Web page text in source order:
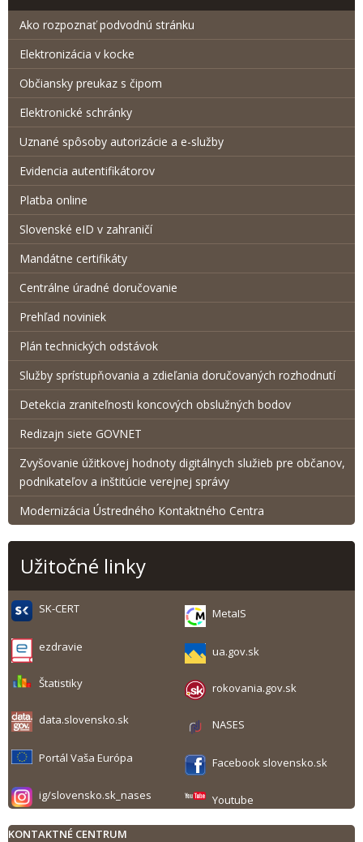
Ako rozpoznať podvodnú stránku
Elektronizácia v kocke
Občiansky preukaz s čipom
Elektronické schránky
Uznané spôsoby autorizácie a e-služby
Evidencia autentifikátorov
Platba online
Slovenské eID v zahraničí
Mandátne certifikáty
Centrálne úradné doručovanie
Prehľad noviniek
Plán technických odstávok
Služby sprístupňovania a zdieľania doručovaných rozhodnutí
Detekcia zraniteľnosti koncových obslužných bodov
Redizajn siete GOVNET
Zvyšovanie úžitkovej hodnoty digitálnych služieb pre občanov,
podnikateľov a inštitúcie verejnej správy
Modernizácia Ústredného Kontaktného Centra
Užitočné linky
SK-CERT MetaIS
ezdravie ua.gov.sk
Štatistiky rokovania.gov.sk
data.slovensko.sk NASES
Portál Vaša Európa Facebook slovensko.sk
ig/slovensko.sk_nases Youtube
KONTAKTNÉ CENTRUM